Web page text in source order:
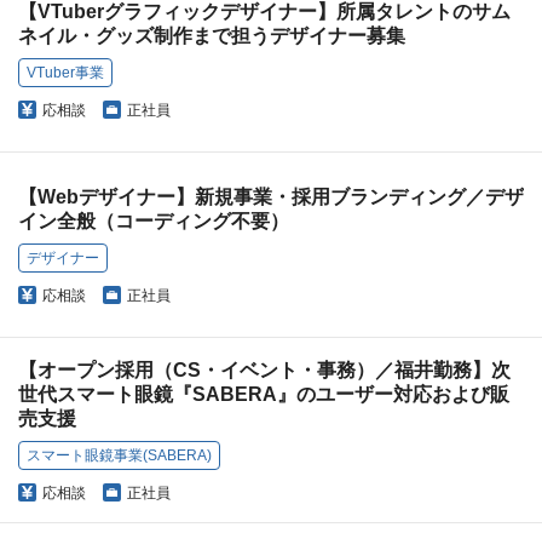
【VTuberグラフィックデザイナー】所属タレントのサム
ネイル・グッズ制作まで担うデザイナー募集
VTuber事業
応相談 正社員
【Webデザイナー】新規事業・採用ブランディング／デザ
イン全般（コーディング不要）
デザイナー
応相談 正社員
【オープン採用（CS・イベント・事務）／福井勤務】次
世代スマート眼鏡『SABERA』のユーザー対応および販
売支援
スマート眼鏡事業(SABERA)
応相談 正社員